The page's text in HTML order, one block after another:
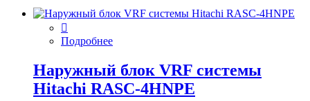
Подробнее
Наружный блок VRF системы
Hitachi RASC-4HNPE